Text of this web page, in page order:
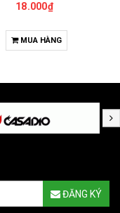
18.000₫
MUA HÀNG
ĐĂNG KÝ